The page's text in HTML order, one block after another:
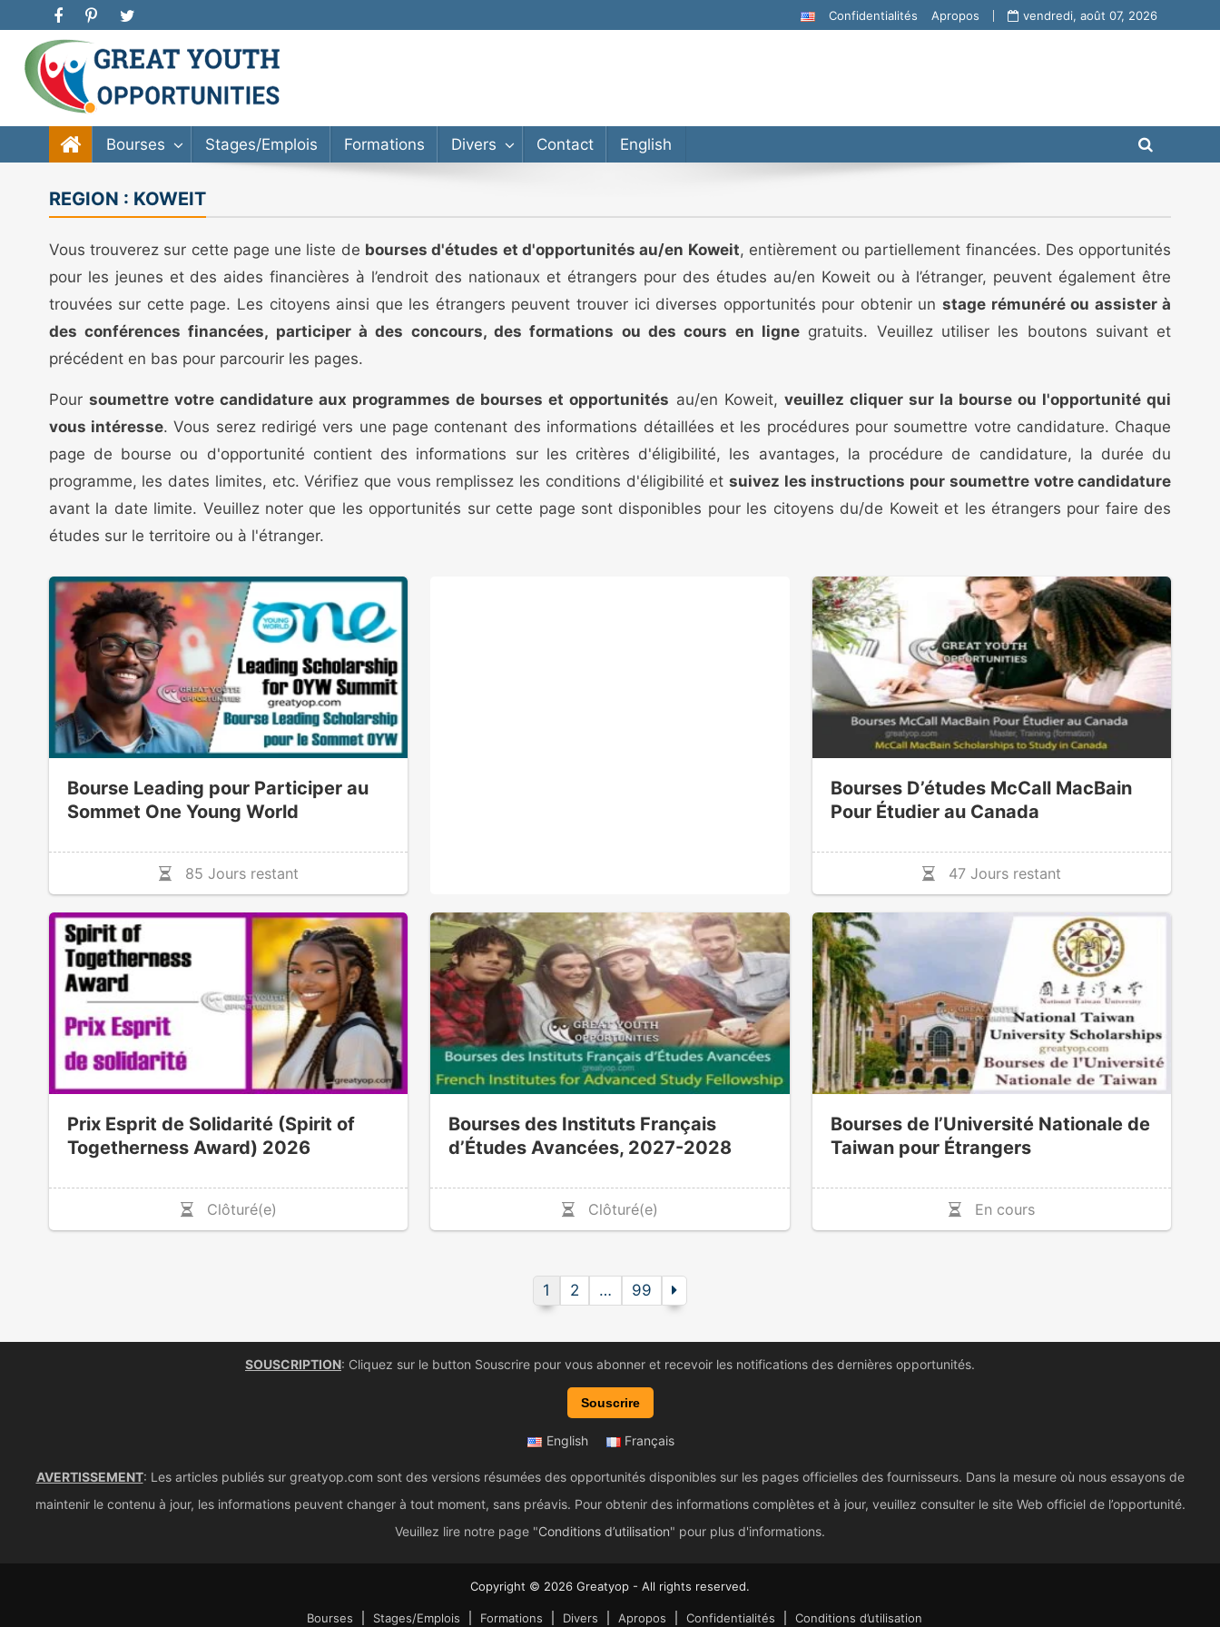
Confidentialités Apropos vendredi, août 07, 2026
Great Youth Opportunities
Bourse d’étude, stage, formation, entrepreneuriat
Bourses
Stages/Emplois Formations Divers Contact English
REGION : KOWEIT
Vous trouverez sur cette page une liste de bourses d'études et d'opportunités au/en Koweit, entièrement ou partiellement financées. Des opportunités
pour les jeunes et des aides financières à l’endroit des nationaux et étrangers pour des études au/en Koweit ou à l’étranger, peuvent également être
trouvées sur cette page. Les citoyens ainsi que les étrangers peuvent trouver ici diverses opportunités pour obtenir un stage rémunéré ou assister à
des conférences financées, participer à des concours, des formations ou des cours en lignegratuits. Veuillez utiliser les boutons suivant et
précédent en bas pour parcourir les pages.
Pour soumettre votre candidature aux programmes de bourses et opportunités au/en Koweit, veuillez cliquer sur la bourse ou l'opportunité qui
vous intéresse. Vous serez redirigé vers une page contenant des informations détaillées et les procédures pour soumettre votre candidature. Chaque
page de bourse ou d'opportunité contient des informations sur les critères d'éligibilité, les avantages, la procédure de candidature, la durée du
programme, les dates limites, etc. Vérifiez que vous remplissez les conditions d'éligibilité et suivez les instructions pour soumettre votre candidature
avant la date limite. Veuillez noter que les opportunités sur cette page sont disponibles pour les citoyens du/de Koweit et les étrangers pour faire des
études sur le territoire ou à l'étranger.
Bourse Leading pour Participer au
Sommet One Young World
85 Jours restant
Bourses D’études McCall MacBain
Pour Étudier au Canada
47 Jours restant
Prix Esprit de Solidarité (Spirit of
Togetherness Award) 2026
Clôturé(e)
Bourses des Instituts Français
d’Études Avancées, 2027-2028
Clôturé(e)
Bourses de l’Université Nationale de
Taiwan pour Étrangers
En cours
1 2 … 99
SOUSCRIPTION: Cliquez sur le button Souscrire pour vous abonner et recevoir les notifications des dernières opportunités.
Souscrire
English Français
AVERTISSEMENT: Les articles publiés sur greatyop.com sont des versions résumées des opportunités disponibles sur les pages officielles des fournisseurs. Dans la mesure où nous essayons de
maintenir le contenu à jour, les informations peuvent changer à tout moment, sans préavis. Pour obtenir des informations complètes et à jour, veuillez consulter le site Web officiel de l’opportunité.
Veuillez lire notre page "Conditions d’utilisation" pour plus d'informations.
Copyright © 2026 Greatyop - All rights reserved.
Bourses Stages/Emplois Formations Divers Apropos Confidentialités Conditions d’utilisation